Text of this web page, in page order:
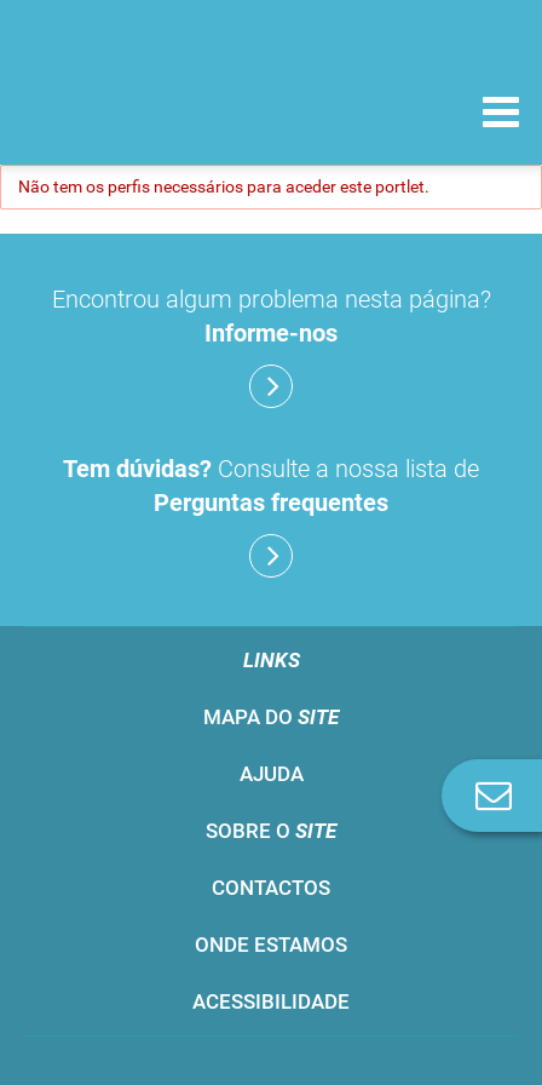
Não tem os perfis necessários para aceder este portlet.
Encontrou algum problema nesta página?
Informe-nos
Tem dúvidas? Consulte a nossa lista de
Perguntas frequentes
LINKS
MAPA DO SITE
AJUDA
SOBRE O SITE
CONTACTOS
ONDE ESTAMOS
ACESSIBILIDADE